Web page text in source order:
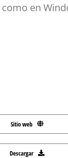
en
Sitio web
Descargar